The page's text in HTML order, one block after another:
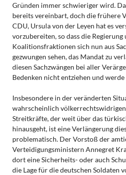
Gründen immer schwieriger wird.
bereits vereinbart, doch die frühere
CDU, Ursula von der Leyen hat es
vorzubereiten, so dass die Regierung
Koalitionsfraktionen sich nun aus
gezwungen sehen, das Mandat zu
diesen Sachzwängen bei aller
Bedenken nicht entziehen und
Insbesondere in der veränderten
wahrscheinlich
Streitkräfte, der weit über das
hinausgeht, ist eine Verlängerung
problematisch. Der Vorstoß der
Verteidigungsministern Annegret
dort eine Sicherheits- oder auch
die Lage für die deutschen Soldaten